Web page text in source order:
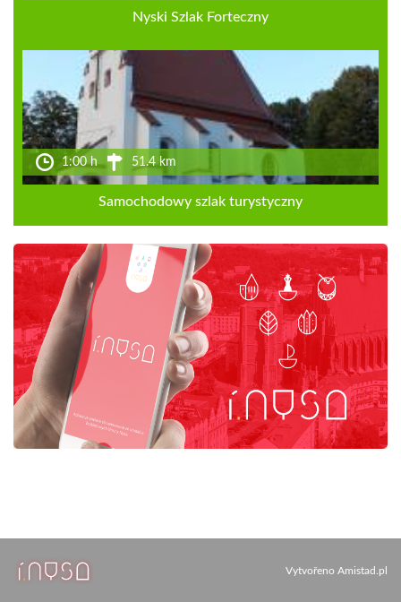
Nyski Szlak Forteczny
1:00 h 51.4 km
Samochodowy szlak turystyczny
Vytvořeno Amistad.pl